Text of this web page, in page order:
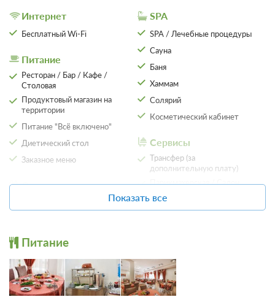
Санаторно-курортное лечение
В стоимость входит:
лечение, трехразовое питание по заказному меню
Требуется предоплата
Оздоровительная путевка
В стоимость входит:
трехразовое питание по заказному меню
Интернет
Бесплатный Wi-Fi
Питание
Ресторан / Бар / Кафе /
Столовая
Продуктовый магазин на
территории
Питание "Всё включено"
Диетический стол
Заказное меню
Организация
Парковка
Автостоянка / Парковка
SPA
SPA / Лечебные процедуры
Сауна
Баня
Хаммам
Солярий
Косметический кабинет
Сервисы
Трансфер (за
дополнительную плату)
Парикмахерская / Салон
Прачечная / химчистка
запрещено
Медицинская аптечка
Круглосуточная регистрация
Показать все
Питание